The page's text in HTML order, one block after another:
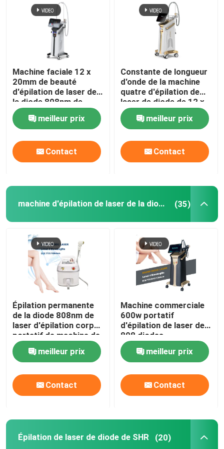
VR Show
Au sujet de nous
Visite d'usine
Contrôle de qualité
Contactez-nous
Nouvelles
machine d'épilation de laser de diode
machine d'épilation de laser de la diode 808nm
Épilation de laser de diode de SHR
laser triple de diode de longueur d'onde
HIFU amincissant la machine
laser à commutation de Q de yag de ND
Machine faciale 12 x
20mm de beauté
d'épilation de laser de
la diode 808nm de
dames
meilleur prix
Contact
Constante de longueur
d'onde de la machine
quatre d'épilation de
laser de diode de 12 x
de 35mm pour 808nm à
la maisonmeilleur prix
Contact
machine d'épilation de laser de la diode 808nm (35)
Épilation permanente
de la diode 808nm de
laser d'épilation corps
portatif de machine de
plein
meilleur prix
Contact
Machine commerciale
600w portatif
d'épilation de laser de
808 diodes
meilleur prix
Contact
Épilation de laser de diode de SHR (20)